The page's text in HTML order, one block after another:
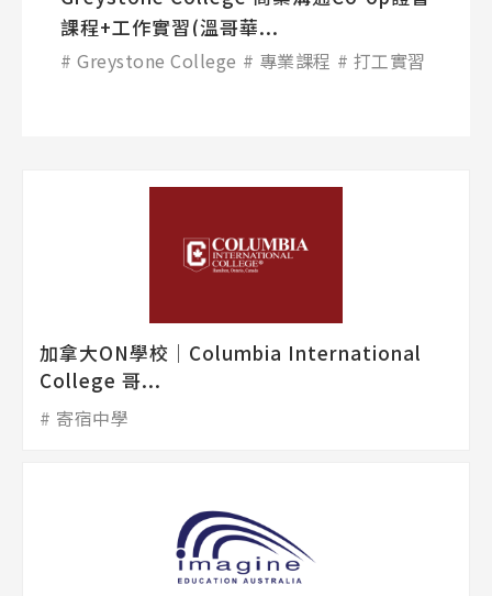
課程+工作實習(溫哥華...
Greystone College 專業課程 打工實習
加拿大ON學校│Columbia International
College 哥...
寄宿中學